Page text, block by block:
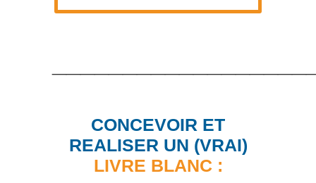
CONCEVOIR ET
REALISER UN (VRAI)
LIVRE BLANC :